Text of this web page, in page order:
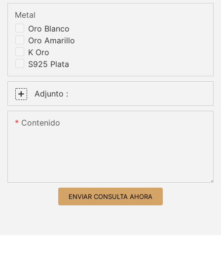
Oro Blanco
Oro Amarillo
K Oro
S925 Plata
Metal
Adjunto :
Contenido
ENVIAR CONSULTA AHORA